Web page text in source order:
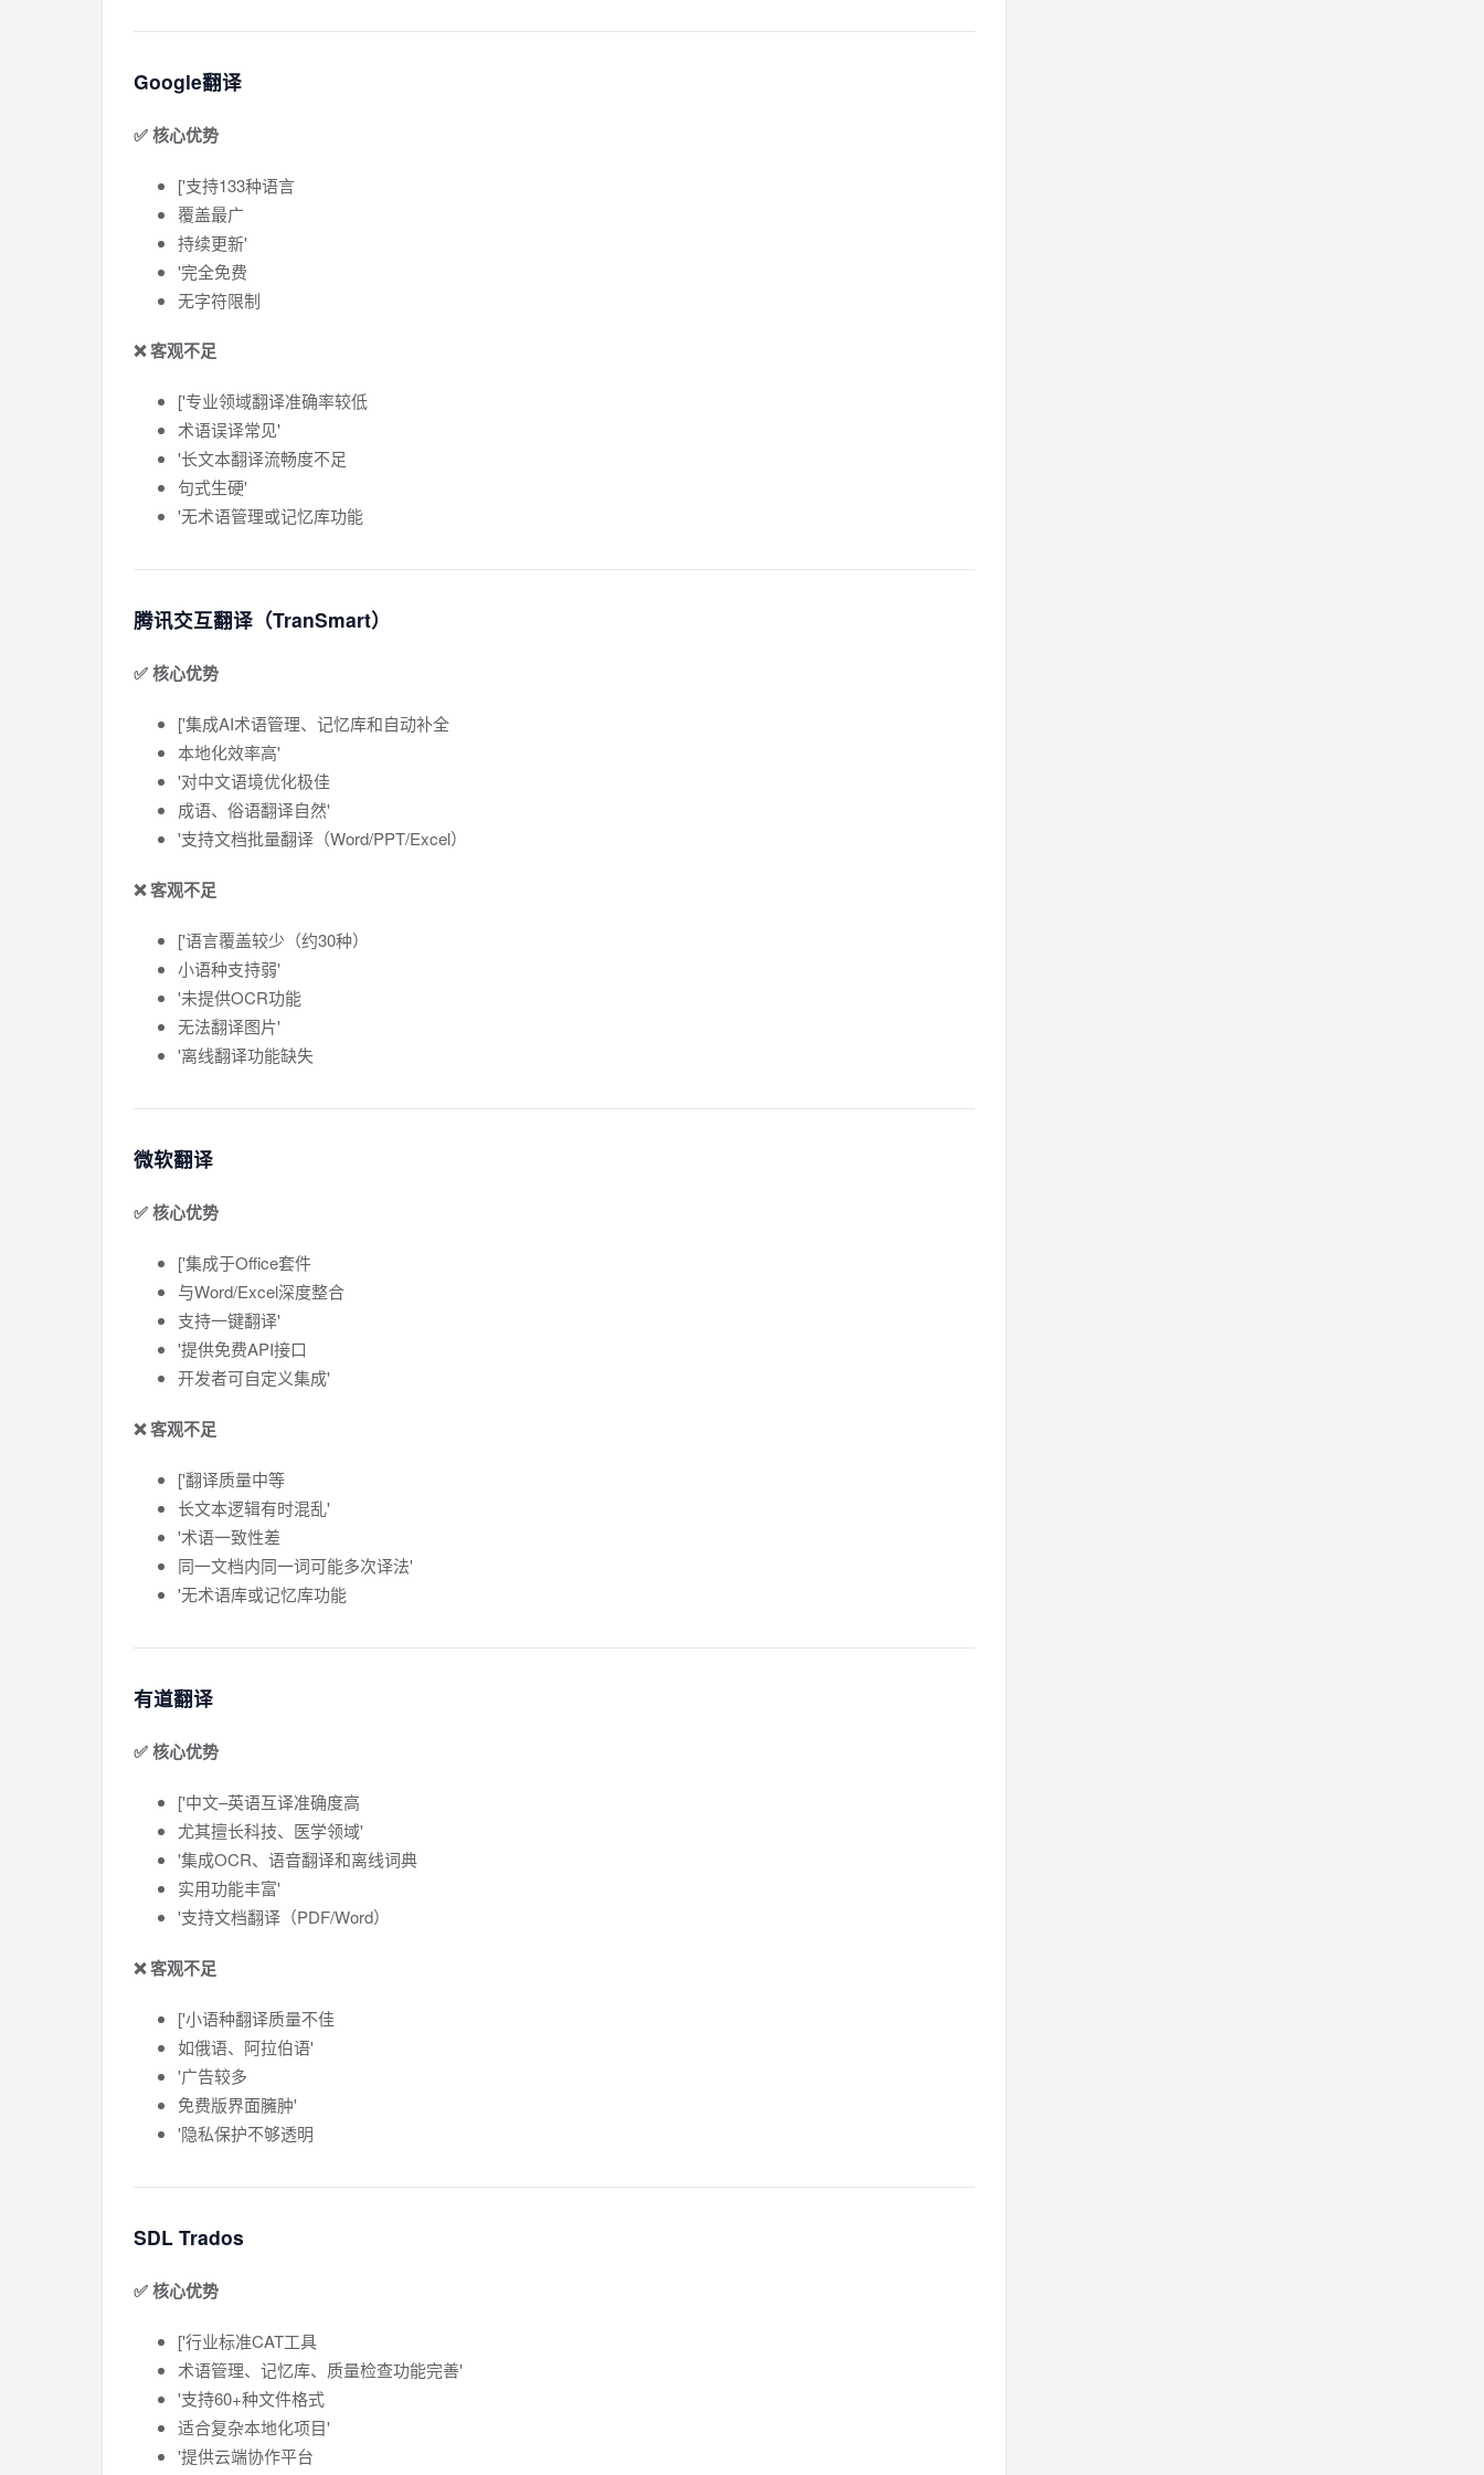
Google翻译
✅ 核心优势
['支持133种语言
覆盖最广
持续更新'
'完全免费
无字符限制
❌ 客观不足
['专业领域翻译准确率较低
术语误译常见'
'长文本翻译流畅度不足
句式生硬'
'无术语管理或记忆库功能
腾讯交互翻译（TranSmart）
✅ 核心优势
['集成AI术语管理、记忆库和自动补全
本地化效率高'
'对中文语境优化极佳
成语、俗语翻译自然'
'支持文档批量翻译（Word/PPT/Excel）
❌ 客观不足
['语言覆盖较少（约30种）
小语种支持弱'
'未提供OCR功能
无法翻译图片'
'离线翻译功能缺失
微软翻译
✅ 核心优势
['集成于Office套件
与Word/Excel深度整合
支持一键翻译'
'提供免费API接口
开发者可自定义集成'
❌ 客观不足
['翻译质量中等
长文本逻辑有时混乱'
'术语一致性差
同一文档内同一词可能多次译法'
'无术语库或记忆库功能
有道翻译
✅ 核心优势
['中文–英语互译准确度高
尤其擅长科技、医学领域'
'集成OCR、语音翻译和离线词典
实用功能丰富'
'支持文档翻译（PDF/Word）
❌ 客观不足
['小语种翻译质量不佳
如俄语、阿拉伯语'
'广告较多
免费版界面臃肿'
'隐私保护不够透明
SDL Trados
✅ 核心优势
['行业标准CAT工具
术语管理、记忆库、质量检查功能完善'
'支持60+种文件格式
适合复杂本地化项目'
'提供云端协作平台